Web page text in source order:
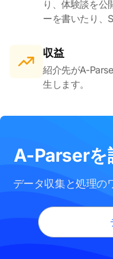
り、体験談を公
ーを書いたり、
収益
紹介先がA-
生します。
A-Parserを
データ収集と処理の